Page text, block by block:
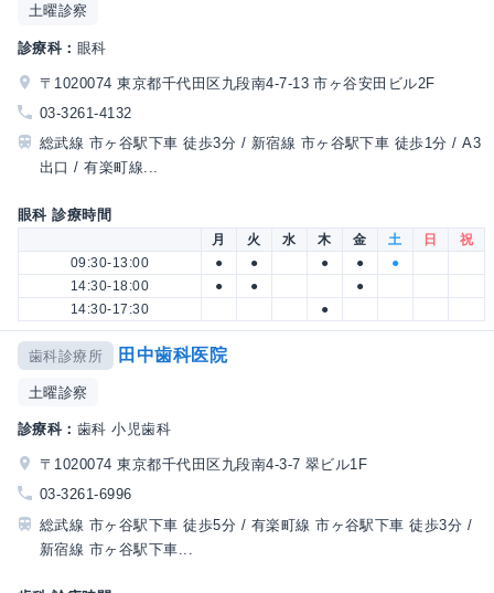
土曜診察
診療科： 眼科
〒1020074 東京都千代田区九段南4-7-13 市ヶ谷安田ビル2F
03-3261-4132
総武線 市ヶ谷駅下車 徒歩3分 / 新宿線 市ヶ谷駅下車 徒歩1分 / A3
出口 / 有楽町線...
眼科 診療時間
月 火 水 木 金 土 日
祝
09:30-13:00
● ● ● ●
●
14:30-18:00
● ●
●
14:30-17:30
●
歯科診療所 田中歯科医院
土曜診察
診療科： 歯科 小児歯科
〒1020074 東京都千代田区九段南4-3-7 翠ビル1F
03-3261-6996
総武線 市ヶ谷駅下車 徒歩5分 / 有楽町線 市ヶ谷駅下車 徒歩3分 /
新宿線 市ヶ谷駅下車...